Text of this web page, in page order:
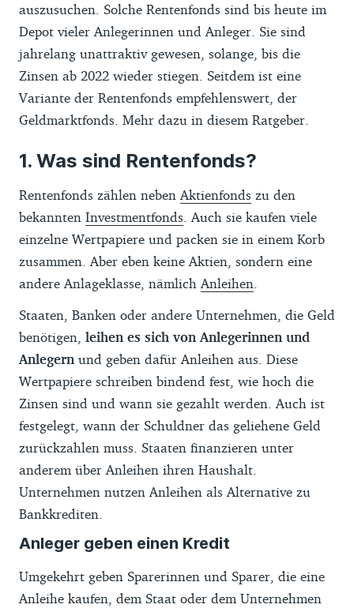
auszusuchen. Solche Rentenfonds sind bis heute im
Depot vieler Anlegerinnen und Anleger. Sie sind
jahrelang unattraktiv gewesen, solange, bis die
Zinsen ab 2022 wieder stiegen. Seitdem ist eine
Variante der Rentenfonds empfehlenswert, der
Geldmarktfonds. Mehr dazu in diesem Ratgeber.
Was sind Rentenfonds?
Rentenfonds zählen neben Aktienfonds zu den
bekannten Investmentfonds . Auch sie kaufen viele
einzelne Wertpapiere und packen sie in einem Korb
zusammen. Aber eben keine Aktien, sondern eine
andere Anlageklasse, nämlich Anleihen
Staaten, Banken oder andere Unternehmen, die Geld
benötigen, leihen es sich von Anlegerinnen und
Anlegern und geben dafür Anleihen aus. Diese
Wertpapiere schreiben bindend fest, wie hoch die
Zinsen sind und wann sie gezahlt werden. Auch ist
festgelegt, wann der Schuldner das geliehene Geld
zurückzahlen muss. Staaten finanzieren unter
anderem über Anleihen ihren Haushalt.
Unternehmen nutzen Anleihen als Alternative zu
Bankkrediten.
Anleger geben einen Kredit
Umgekehrt geben Sparerinnen und Sparer, die eine
Anleihe kaufen, dem Staat oder dem Unternehmen